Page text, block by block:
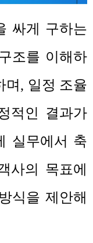
싸게 구하는
구조를 이해하
며, 일정 조율
적인 결과가
실무에서 축
사의 목표에
식을 제안해